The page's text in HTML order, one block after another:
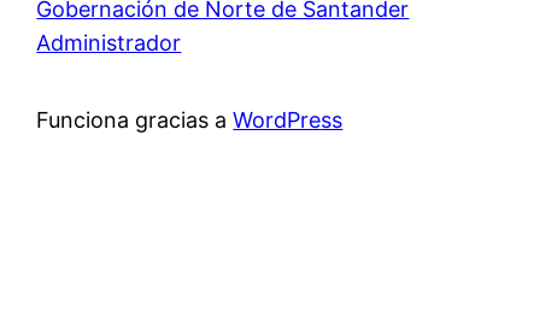
Gobernación de Norte de Santander
Administrador
Funciona gracias aWordPress